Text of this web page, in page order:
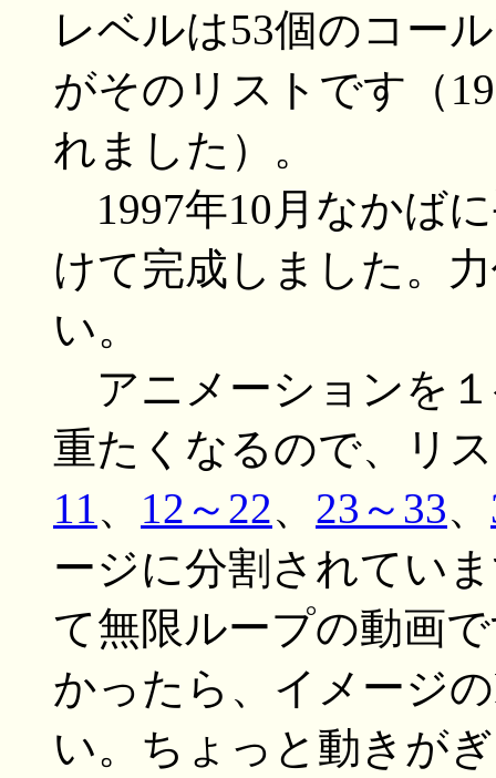
レベルは53個のコー
がそのリストです（
れました）。
1997年10月なかば
けて完成しました。
い。
アニメーションを
重たくなるので、リ
11、 12～22、 23～33、
ージに分割されてい
て無限ループの動画
かったら、イメージ
い。ちょっと動きが